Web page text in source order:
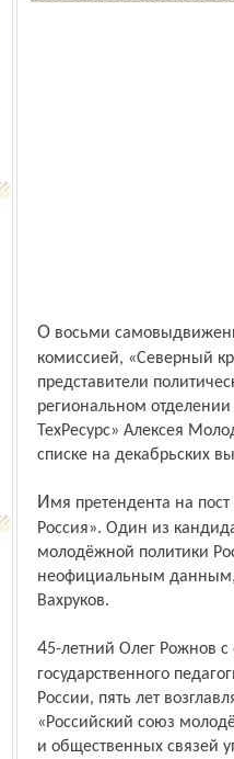
О восьми самовыдвиженцах, уже зарегистрированных городской избирательной
комиссией, «Северный
представители
региональном
ТехРесурс» Алексея
списке на декабрьских
Имя претендента на пост мэра Ярославля обещает назвать сегодня партия «Единая
Россия». Один из
молодёжной политики
неофициальным данным,
Вахруков.
45-летний Олег Рожнов с отличием окончил исторический факультет Ярославского
государственного
России, пять лет
«Российский союз
и общественных связей